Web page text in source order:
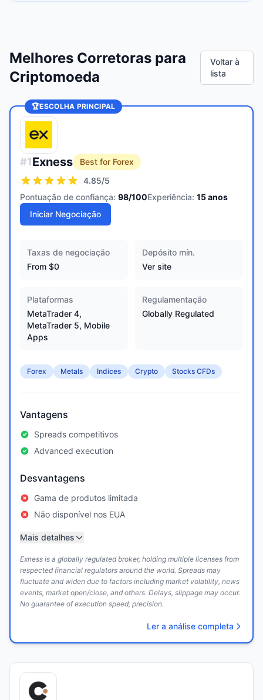
Melhores Corretoras para
Criptomoeda
Voltar à
lista
🏆ESCOLHA PRINCIPAL
#1Exness
Best for Forex
4.85/5
Pontuação de confiança: 98/100Experiência: 15anos
Iniciar Negociação
Taxas de negociação
From $0
Depósito mín.
Ver site
Plataformas
MetaTrader 4,
MetaTrader 5, Mobile
Apps
Regulamentação
Globally Regulated
Forex Metals Indices Crypto Stocks CFDs
Vantagens
Spreads competitivos
Advanced execution
Desvantagens
Gama de produtos limitada
Não disponível nos EUA
Mais detalhes
Exness is a globally regulated broker, holding multiple licenses from
respected financial regulators around the world. Spreads may
fluctuate and widen due to factors including market volatility, news
events, market open/close, and others. Delays, slippage may occur.
No guarantee of execution speed, precision.
Ler a análise completa